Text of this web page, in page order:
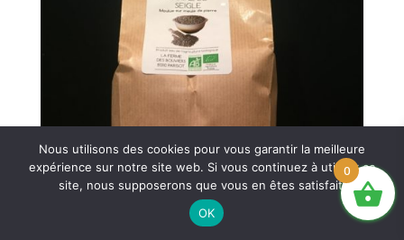
peuvent
être
choisies
sur
du
produit
0
Nous utilisons des cookies pour vous garantir la meilleure
expérience sur notre site web. Si vous continuez à utiliser ce
site, nous supposerons que vous en êtes satisfait.
OK